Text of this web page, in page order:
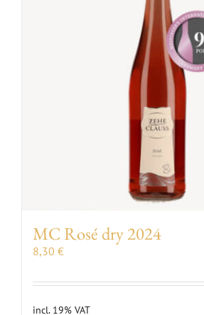
MC Rosé dry 2024
8,30 €
incl. 19% VAT